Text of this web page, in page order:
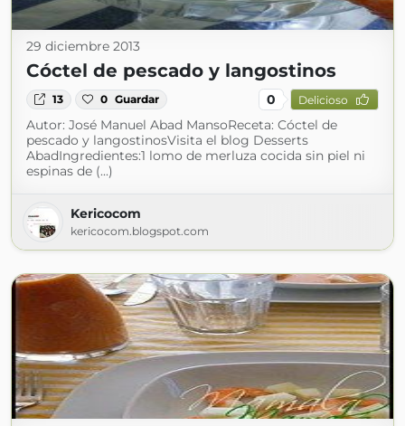
29 diciembre 2013
Cóctel de pescado y langostinos
13 0 Guardar 0 Delicioso
Autor: José Manuel Abad MansoReceta: Cóctel de
pescado y langostinosVisita el blog Desserts
AbadIngredientes:1 lomo de merluza cocida sin piel ni
espinas de (...)
Kericocom
kericocom.blogspot.com